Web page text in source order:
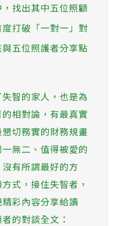
找出其中五位照顧
打破「一對一」對
五位照護者分享點
智的家人，也是為
相對論，有最真實
切務實的財務規畫
無二、值得被愛的
有所謂最好的方
式，接住失智者，
彩內容分享給讀
的對談全文：